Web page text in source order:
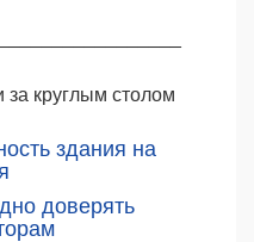
круглым столом
здания на
доверять